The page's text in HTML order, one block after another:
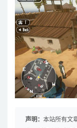
声明： 本站所有文